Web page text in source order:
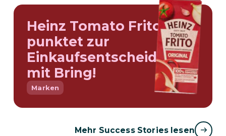
Heinz Tomato Frito
punktet zur
Einkaufsentscheidung –
mit Bring!
Marken
Mehr Success Stories lesen